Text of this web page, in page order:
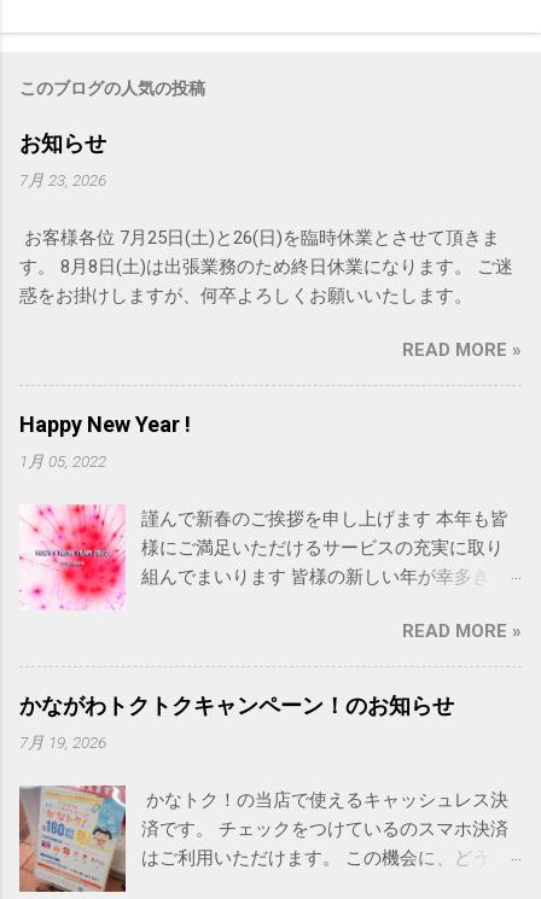
このブログの人気の投稿
お知らせ
7月 23, 2026
お客様各位 7月25日(土)と26(日)を臨時休業とさせて頂きま
す。 8月8日(土)は出張業務のため終日休業になります。 ご迷
惑をお掛けしますが、何卒よろしくお願いいたします。
READ MORE »
Happy New Year !
1月 05, 2022
謹んで新春のご挨拶を申し上げます 本年も皆
様にご満足いただけるサービスの充実に取り
組んでまいります 皆様の新しい年が幸多き一
New Year 2022! 今年もRAINBOWをよろしくお
願いします
READ MORE »
かながわトクトクキャンペーン！のお知らせ
7月 19, 2026
かなトク！の当店で使えるキャッシュレス決
済です。 チェックをつけているのスマホ決済
はご利用いただけます。 この機会に、どうぞ